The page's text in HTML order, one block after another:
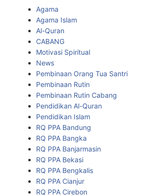
Agama
Agama Islam
Al-Quran
CABANG
Motivasi Spiritual
News
Pembinaan Orang Tua Santri
Pembinaan Rutin
Pembinaan Rutin Cabang
Pendidikan Al-Quran
Pendidikan Islam
RQ PPA Bandung
RQ PPA Bangka
RQ PPA Banjarmasin
RQ PPA Bekasi
RQ PPA Bengkalis
RQ PPA Cianjur
RQ PPA Cirebon